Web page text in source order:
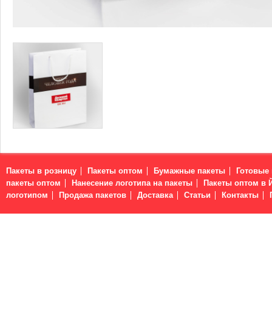
Пакеты в розницу Пакеты оптом Бумажные пакеты
Готовые
пакеты оптом
Нанесение логотипа на пакеты
Пакеты оптом в
логотипом
Продажа пакетов Доставка Статьи Контакты